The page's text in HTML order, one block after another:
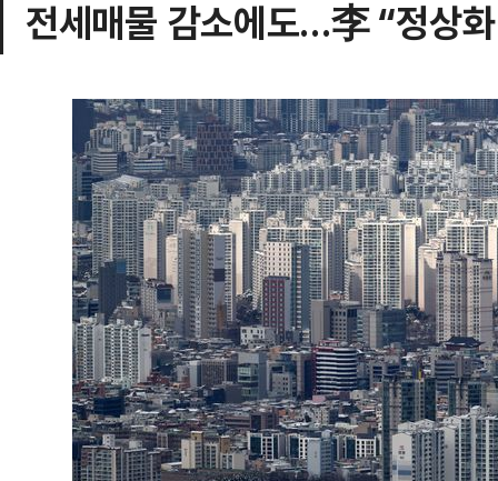
전세매물 감소에도…李 “정상